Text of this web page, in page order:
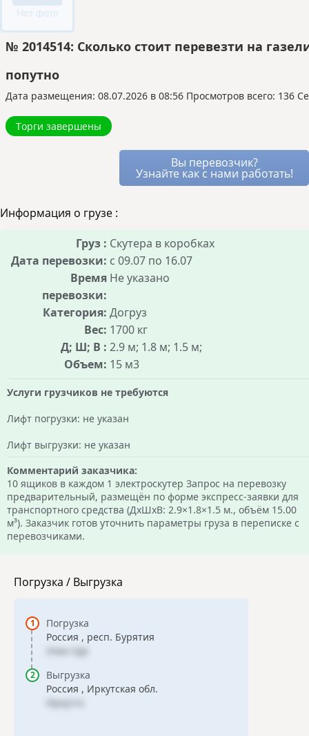
На «Везёт Всем»:
мессенджер. Вы видите все варианты и
можете выбирать лучший, устраивая
Благодаря этому стоимость услуг остаётся
рыночной, а риск переплаты минимален, так
оплачена другим заказчиком, а вы используете
Это позволяет перевозчику снизить для вас
лучшие условия, не оплачивая полный рейс.
№ 2014514: Сколько стоит перевезти на
попутно
Дата размещения: 08.07.2026 в 08:56 Просмотров всего: 136
Торги завершены
Вы перевозчик?
Узнайте как с нами работать!
Информация о грузе :
Груз : Скутера в коробках
Дата перевозки: с 09.07 по 16.07
Время
перевозки:
Не указано
Категория: Догруз
Вес: 1700 кг
Д; Ш; В : 2.9 м; 1.8 м; 1.5 м;
Объем: 15 м3
Услуги грузчиков не требуются
Лифт погрузки: не указан
Лифт выгрузки: не указан
Комментарий заказчика:
10 ящиков в каждом 1 электроскутер Запрос на перевозку
предварительный, размещён по форме экспресс-заявки для
транспортного средства (ДхШхВ: 2.9×1.8×1.5 м., объём 15.00
м³). Заказчик готов уточнить параметры груза в переписке с
перевозчиками.
Погрузка / Выгрузка
Погрузка
Россия , респ. Бурятия
Улан-Удэ
Выгрузка
Россия , Иркутская обл.
Иркутск